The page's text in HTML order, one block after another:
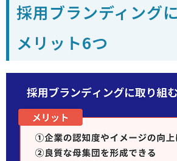
採用ブランディング
メリット6つ